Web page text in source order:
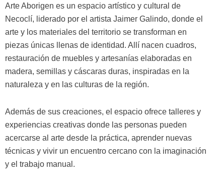
Arte Aborigen es un espacio artístico y cultural de
Necoclí, liderado por el artista Jaimer Galindo, donde el
arte y los materiales del territorio se transforman en
piezas únicas llenas de identidad. Allí nacen cuadros,
restauración de muebles y artesanías elaboradas en
madera, semillas y cáscaras duras, inspiradas en la
naturaleza y en las culturas de la región.
Además de sus creaciones, el espacio ofrece talleres y
experiencias creativas donde las personas pueden
acercarse al arte desde la práctica, aprender nuevas
técnicas y vivir un encuentro cercano con la imaginación
y el trabajo manual.